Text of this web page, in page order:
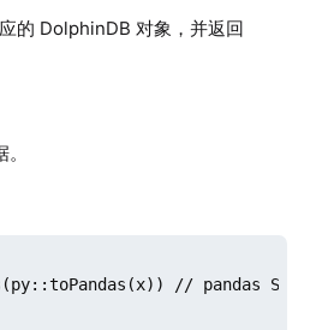
的 DolphinDB 对象，并返回
// pandas